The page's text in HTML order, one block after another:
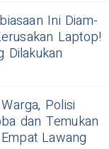
Ini Diam-
Laptop!
Dilakukan
Polisi
dan Temukan
Lawang